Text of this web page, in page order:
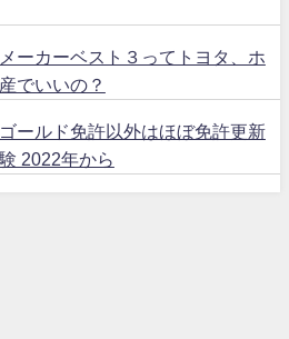
ーカーベスト３ってトヨタ、ホ
でいいの？
ゴールド免許以外はほぼ免許更新
2022年から